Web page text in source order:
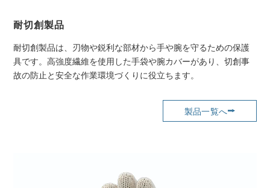
耐切創製品
耐切創製品は、刃物や鋭利な部材から手や腕を守るための保護
具です。高強度繊維を使用した手袋や腕カバーがあり、切創事
故の防止と安全な作業環境づくりに役立ちます。
製品一覧へ